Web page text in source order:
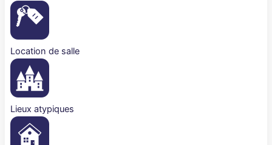
Location de salle
Lieux atypiques